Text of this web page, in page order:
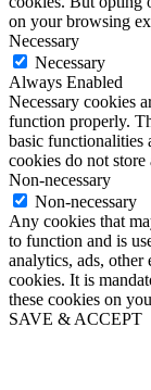
on your browsing
Necessary
Necessary
Always Enabled
Necessary cookies
function properly.
basic functionalities
cookies do not
Non-necessary
Non-necessary
Any cookies that
to function and is
analytics, ads, other
cookies. It is
these cookies on
SAVE & ACCEPT